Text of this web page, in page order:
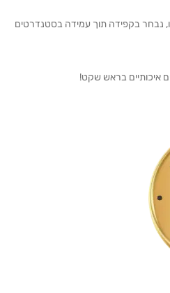
נבחר בקפידה תוך עמידה בסטנדרטים
איכותיים בראש שקט!